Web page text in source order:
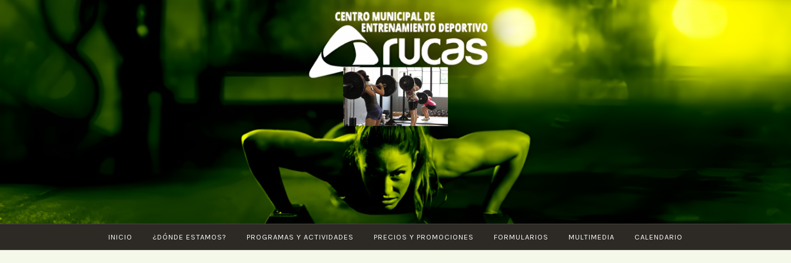
contenido
CENTRO DE
ENTRENAMIENTO
DEPORTIVO
ARUCAS
Piscina – Fitness –
Entrenamiento
funcional – Karate –
Pilates – Ciclo Indoor
– Core – Vital –
INICIO ¿DÓNDE ESTAMOS? PROGRAMAS Y ACTIVIDADES PRECIOS Y PROMOCIONES FORMULARIOS MULTIMEDIA CALENDARIO